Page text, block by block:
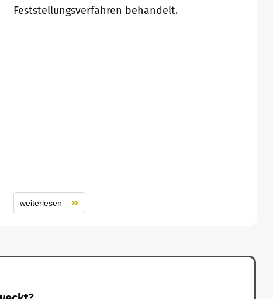
Feststellungsverfahren behandelt.
weiterlesen